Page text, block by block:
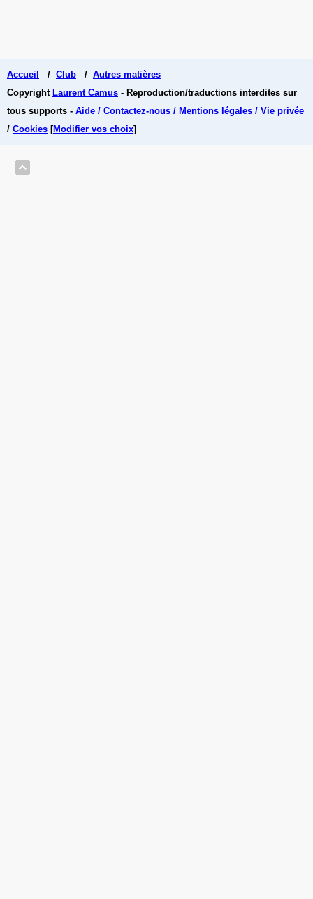
Accueil / Club / Autres matières
Copyright Laurent Camus - Reproduction/traductions interdites sur
tous supports - Aide / Contactez-nous / Mentions légales / Vie privée
/ Cookies [Modifier vos choix]